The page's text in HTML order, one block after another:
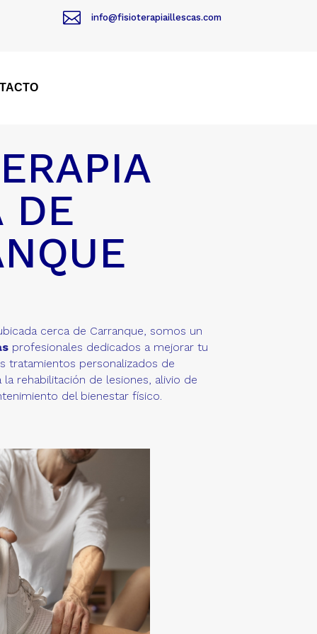
 info@fisioterapiaillescas.com
DE
cerca de Carranque, somos un
profesionales dedicados a mejorar tu
tratamientos personalizados de
rehabilitación de lesiones, alivio de
del bienestar físico.